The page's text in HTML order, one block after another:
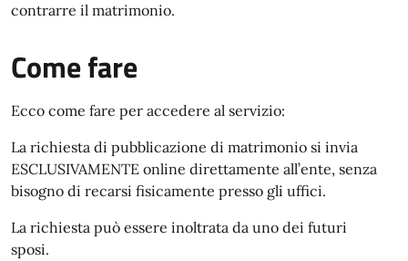
contrarre il matrimonio.
Come fare
Ecco come fare per accedere al servizio:
La richiesta di pubblicazione di matrimonio si invia
ESCLUSIVAMENTE online direttamente all’ente, senza
bisogno di recarsi fisicamente presso gli uffici.
La richiesta può essere inoltrata da uno dei futuri
sposi.